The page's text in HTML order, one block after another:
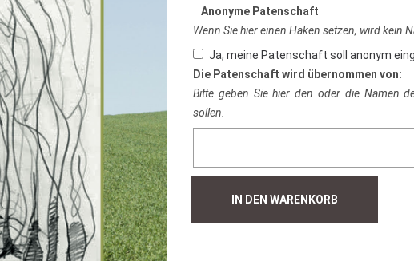
Anonyme Patenschaft
Wenn Sie hier einen Haken setzen, wird kein
Ja, meine Patenschaft soll anonym
Die Patenschaft wird übernommen von:
Bitte geben Sie hier den oder die Namen
sollen.
Menge
IN DEN WARENKORB